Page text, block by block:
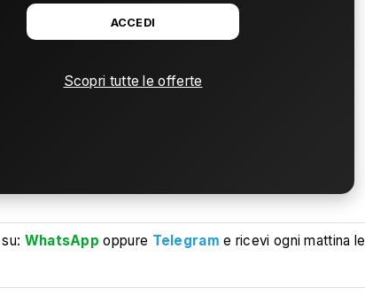
ACCEDI
Scopri tutte le offerte
su: WhatsApp oppure Telegram e ricevi ogni mattina le